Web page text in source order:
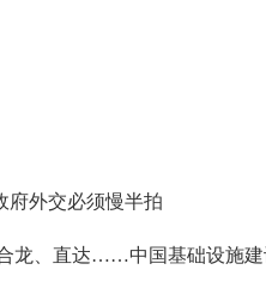
府外交必须慢半拍
龙、直达……中国基础设施建